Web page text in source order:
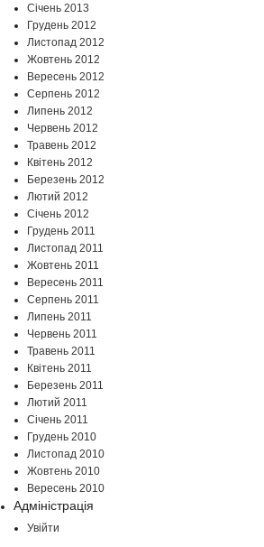
Січень 2013
Грудень 2012
Листопад 2012
Жовтень 2012
Вересень 2012
Серпень 2012
Липень 2012
Червень 2012
Травень 2012
Квітень 2012
Березень 2012
Лютий 2012
Січень 2012
Грудень 2011
Листопад 2011
Жовтень 2011
Вересень 2011
Серпень 2011
Липень 2011
Червень 2011
Травень 2011
Квітень 2011
Березень 2011
Лютий 2011
Січень 2011
Грудень 2010
Листопад 2010
Жовтень 2010
Вересень 2010
Адміністрація
Увійти